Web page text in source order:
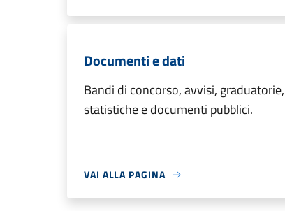
Documenti e dati
Bandi di concorso, avvisi, graduatorie,
statistiche e documenti pubblici.
VAI ALLA PAGINA